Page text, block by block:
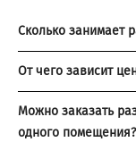
Сколько занимает
От чего зависит
Можно заказать
одного помещения?